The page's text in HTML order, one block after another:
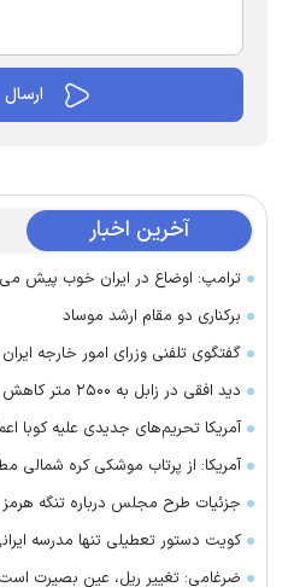
آخرین اخبار
ترامپ: اوضاع در ایران خوب پیش
برکناری دو مقام ارشد موساد
گفتگوی تلفنی وزرای امور خارجه
دید افقی در زابل به ۲۵۰۰ متر کاهش یافت
آمریکا تحریم‌های جدیدی علیه کوبا
آمریکا: از پرتاب موشکی کره شمالی
جزئیات طرح مجلس درباره تنگه هرمز
کویت دستور تعطیلی تنها مدرسه
ضرغامی: تغییر ریل، عین بصیرت